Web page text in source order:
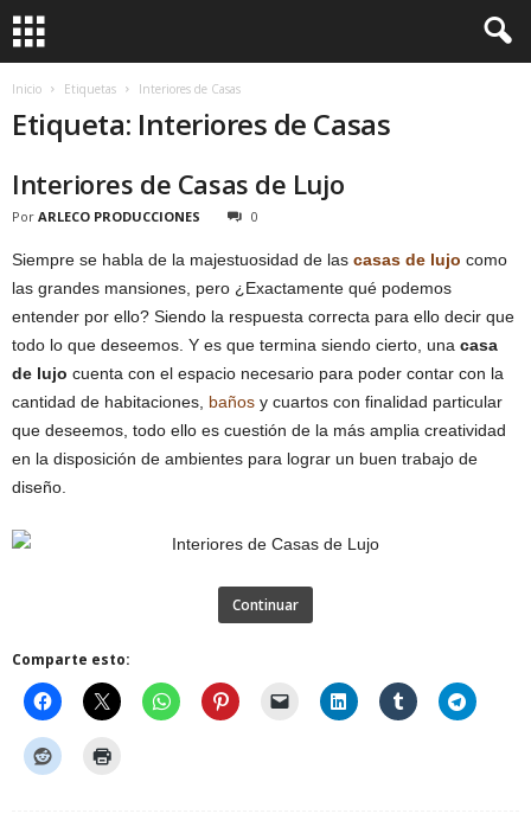
Inicio Etiquetas Interiores de Casas
Etiqueta: Interiores de Casas
Interiores de Casas de Lujo
Por ARLECO PRODUCCIONES 0
Siempre se habla de la majestuosidad de las casas de lujo como
las grandes mansiones, pero ¿Exactamente qué podemos
entender por ello? Siendo la respuesta correcta para ello decir que
todo lo que deseemos. Y es que termina siendo cierto, una casa
de lujo cuenta con el espacio necesario para poder contar con la
cantidad de habitaciones, baños y cuartos con finalidad particular
que deseemos, todo ello es cuestión de la más amplia creatividad
en la disposición de ambientes para lograr un buen trabajo de
diseño.
Continuar
Comparte esto: